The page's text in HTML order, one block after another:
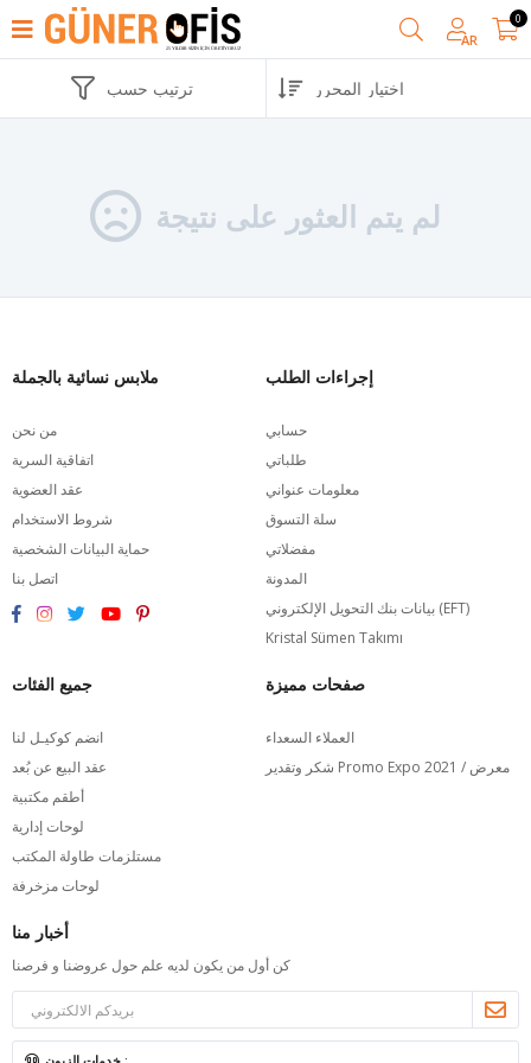
AR
0
ترتيب حسب
لم يتم العثور على نتيجة
ملابس نسائية بالجملة
من نحن
اتفاقية السرية
عقد العضوية
شروط الاستخدام
حماية البيانات الشخصية
اتصل بنا
إجراءات الطلب
حسابي
طلباتي
معلومات عنواني
سلة التسوق
مفضلاتي
المدونة
بيانات بنك التحويل الإلكتروني (EFT)
Kristal Sümen Takımı
جميع الفئات
انضم كوكيـل لنا
عقد البيع عن بُعد
أطقم مكتبية
لوحات إدارية
مستلزمات طاولة المكتب
لوحات مزخرفة
صفحات مميزة
العملاء السعداء
شكر وتقدير Promo Expo 2021 / معرض
أخبار منا
كن أول من يكون لديه علم حول عروضنا و فرصنا